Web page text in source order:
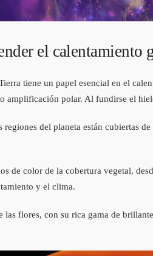
el calentamiento
tiene un papel esencial en el
amplificación polar. Al fundirse el
regiones del planeta están
de color de la cobertura vegetal,
y el clima.
flores, con su rica gama de